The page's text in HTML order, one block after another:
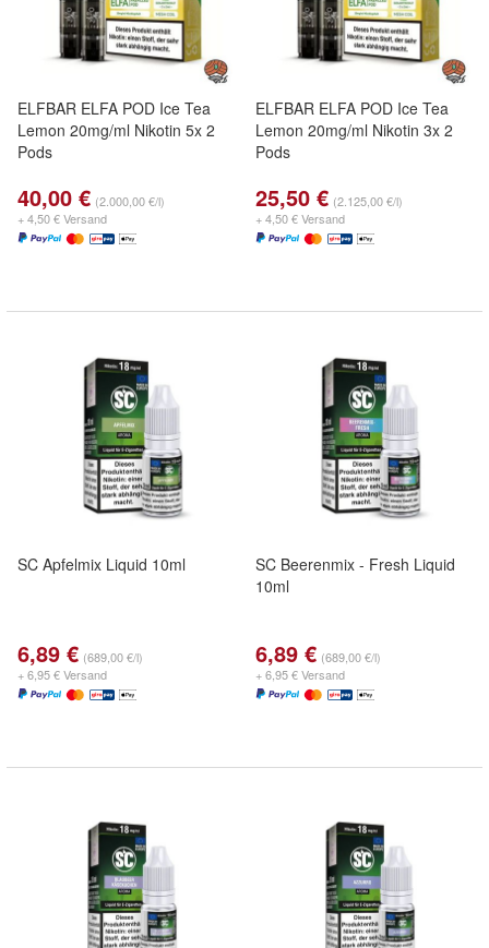
ELFBAR ELFA POD Ice Tea
Lemon 20mg/ml Nikotin 5x 2
Pods
40,00 € (2.000,00 €/l)
+ 4,50 € Versand
ELFBAR ELFA POD Ice Tea
Lemon 20mg/ml Nikotin 3x 2
Pods
25,50 € (2.125,00 €/l)
+ 4,50 € Versand
SC Apfelmix Liquid 10ml
6,89 € (689,00 €/l)
+ 6,95 € Versand
SC Beerenmix - Fresh Liquid
10ml
6,89 € (689,00 €/l)
+ 6,95 € Versand